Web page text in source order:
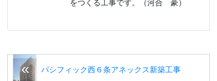
をつくる工事です。（河合 豪）
パシフィック西６条アネックス新築工事